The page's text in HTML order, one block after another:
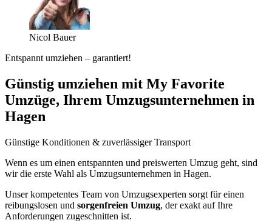
Nicol Bauer
Entspannt umziehen – garantiert!
Günstig umziehen mit My Favorite
Umzüge, Ihrem Umzugsunternehmen in
Hagen
Günstige Konditionen & zuverlässiger Transport
Wenn es um einen entspannten und preiswerten Umzug geht, sind
wir die erste Wahl als Umzugsunternehmen in Hagen.
Unser kompetentes Team von Umzugsexperten sorgt für einen
reibungslosen und sorgenfreien Umzug, der exakt auf Ihre
Anforderungen zugeschnitten ist.